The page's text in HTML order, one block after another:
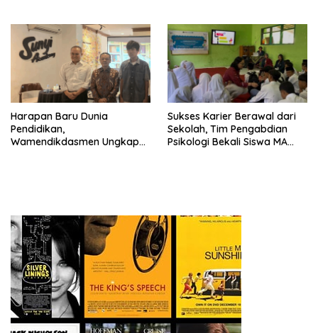
Harapan Baru Dunia
Pendidikan,
Wamendikdasmen Ungkap
Sukses Karier Berawal dari
Sekolah, Tim Pengabdian
Psikologi Bekali Siswa MA